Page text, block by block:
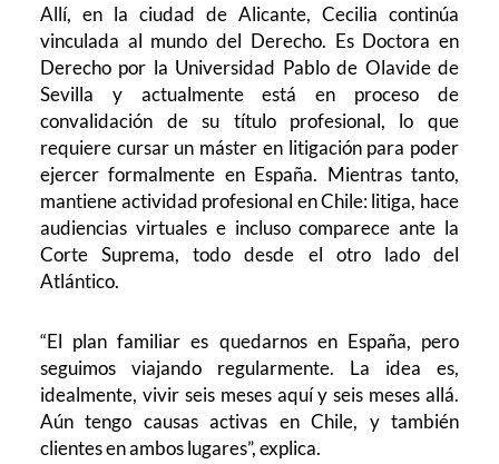
Allí, en la ciudad de Alicante, Cecilia continúa
vinculada al mundo del Derecho. Es Doctora en
Derecho por la Universidad Pablo de Olavide de
Sevilla y actualmente está en proceso de
convalidación de su título profesional, lo que
requiere cursar un máster en litigación para poder
ejercer formalmente en España. Mientras tanto,
mantiene actividad profesional en Chile: litiga, hace
audiencias virtuales e incluso comparece ante la
Corte Suprema, todo desde el otro lado del
Atlántico.
“El plan familiar es quedarnos en España, pero
seguimos viajando regularmente. La idea es,
idealmente, vivir seis meses aquí y seis meses allá.
Aún tengo causas activas en Chile, y también
clientes en ambos lugares”, explica.